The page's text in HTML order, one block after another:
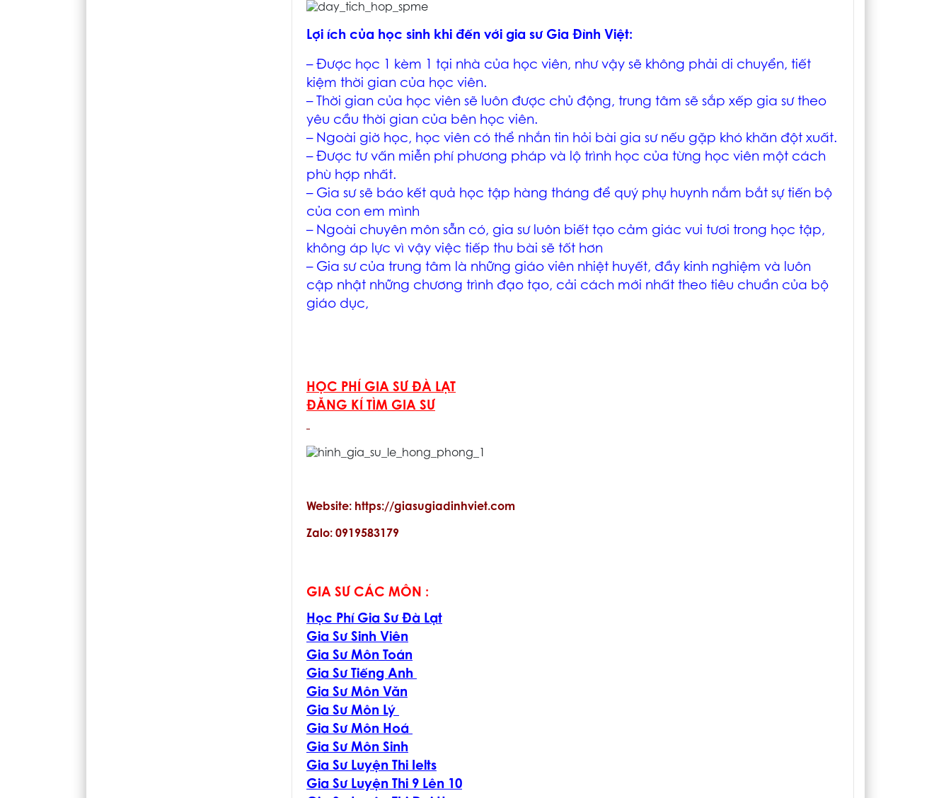
Lợi ích của học sinh khi đến với gia sư Gia Đình Việt:
– Được học 1 kèm 1 tại nhà của học viên, như vậy sẽ không phải di chuyển, tiết
kiệm thời gian của học viên.
– Thời gian của học viên sẽ luôn được chủ động, trung tâm sẽ sắp xếp gia sư theo
yêu cầu thời gian của bên học viên.
– Ngoài giờ học, học viên có thể nhắn tin hỏi bài gia sư nếu gặp khó khăn đột xuất.
– Được tư vấn miễn phí phương pháp và lộ trình học của từng học viên một cách
phù hợp nhất.
– Gia sư sẽ báo kết quả học tập hàng tháng để quý phụ huynh nắm bắt sự tiến bộ
của con em mình
– Ngoài chuyên môn sẵn có, gia sư luôn biết tạo cảm giác vui tươi trong học tập,
không áp lực vì vậy việc tiếp thu bài sẽ tốt hơn
– Gia sư của trung tâm là những giáo viên nhiệt huyết, đầy kinh nghiệm và luôn
cập nhật những chương trình đạo tạo, cải cách mới nhất theo tiêu chuẩn của bộ
giáo dục,
HỌC PHÍ GIA SƯ ĐÀ LẠT
ĐĂNG KÍ TÌM GIA SƯ
Website: https://giasugiadinhviet.com
Zalo: 0919583179
GIA SƯ CÁC MÔN :
Học Phí Gia Sư Đà Lạt
Gia Sư Sinh Viên
Gia Sư Môn Toán
Gia Sư Tiếng Anh
Gia Sư Môn Văn
Gia Sư Môn Lý
Gia Sư Môn Hoá
Gia Sư Môn Sinh
Gia Sư Luyện Thi Ielts
Gia Sư Luyện Thi 9 Lên 10